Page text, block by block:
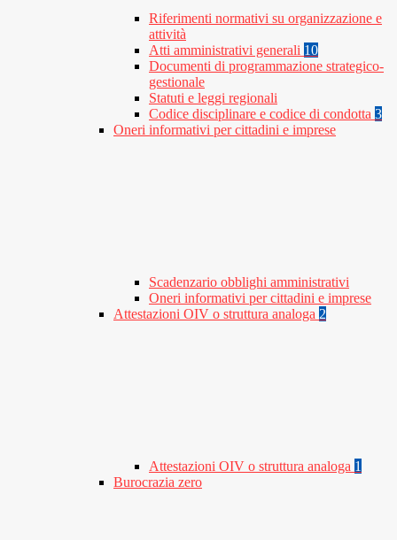
Riferimenti normativi su organizzazione e
attività
Atti amministrativi generali 10
Documenti di programmazione strategico-
gestionale
Statuti e leggi regionali
Codice disciplinare e codice di condotta 3
Oneri informativi per cittadini e imprese
Scadenzario obblighi amministrativi
Oneri informativi per cittadini e imprese
Attestazioni OIV o struttura analoga 2
Attestazioni OIV o struttura analoga 1
Burocrazia zero